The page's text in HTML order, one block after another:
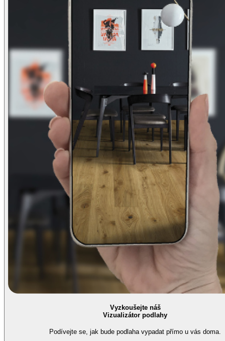
Vyzkoušejte náš
Vizualizátor podlahy
Podívejte se, jak bude podlaha vypadat přímo u vás doma.